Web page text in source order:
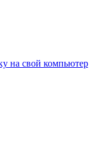
на свой компьютер